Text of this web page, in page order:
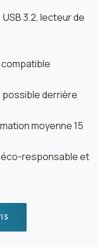
USB 3.2, lecteur de
compatible
derrière
moyenne 15
responsable et